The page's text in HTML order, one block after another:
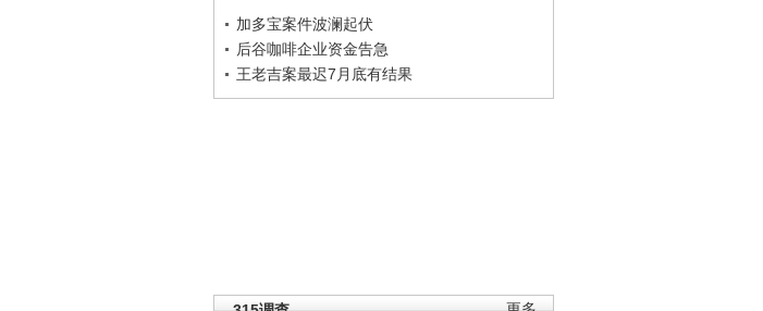
加多宝案件波澜起伏
后谷咖啡企业资金告急
王老吉案最迟7月底有结果